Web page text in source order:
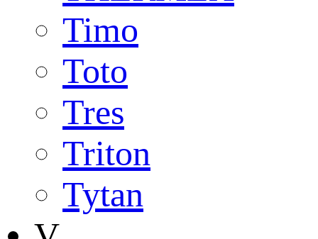
Timo
Toto
Tres
Triton
Tytan